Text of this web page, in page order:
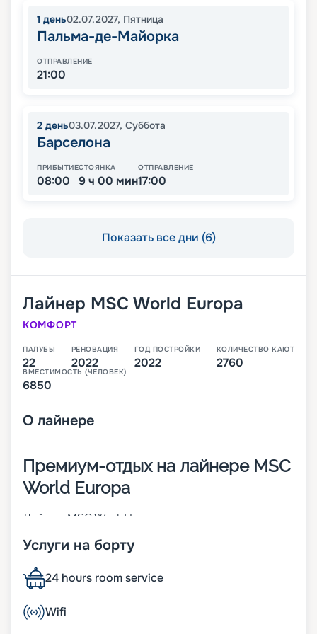
1 день02.07.2027, Пятница
Пальма-де-Майорка
ОТПРАВЛЕНИЕ
21:00
2 день03.07.2027, Суббота
Барселона
ПРИБЫТИЕ
08:00
СТОЯНКА
9 ч 00 мин
ОТПРАВЛЕНИЕ
17:00
Показать все дни (6)
Лайнер MSC World Europa
КОМФОРТ
ПАЛУБЫ
22
РЕНОВАЦИЯ
2022
ГОД ПОСТРОЙКИ
2022
КОЛИЧЕСТВО КАЮТ
2760
ВМЕСТИМОСТЬ (ЧЕЛОВЕК)
6850
О лайнере
Премиум-отдых на лайнере MSC
World Europa
Лайнер MSC World Europa – первое судно из
запланировала компания MSC Cruises. Оно было
создании использовались инновационные
разработки, которые направлены на
обеспечение комфорта пассажиров и
повышение показателей экологичности. В 2 760
Услуги на борту
24 hours room service
Wifi